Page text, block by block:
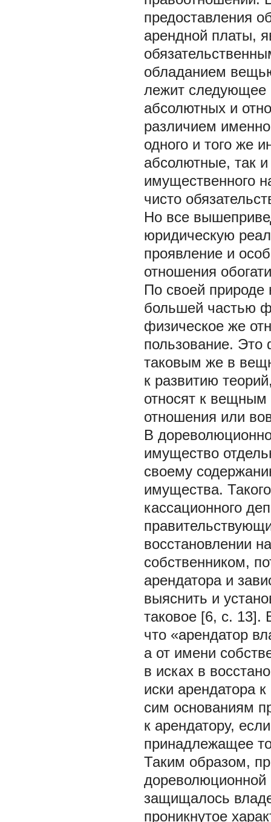
предоставления
арендной платы,
обладанием
лежит следующее
абсолютных и
различием
одного и того же
абсолютные, так
имущественного
чисто
Но все
юридическую
проявление и
отношения
По своей
большей частью
физическое же
пользование. Это
таковым же в
к развитию
относят к
отношения или
В
имущество
своему
имущества.
кассационного
восстановлении
собственником,
арендатора и
выяснить и
таковое [6, c.
что «арендатор
а от имени
в исках в
иски арендатора
сим основаниям
к арендатору,
принадлежащее
Таким образом,
дореволюционной
защищалось
проникнутое